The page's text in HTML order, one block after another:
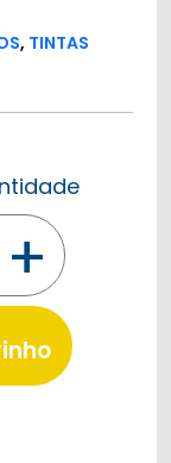
, TINTAS
+